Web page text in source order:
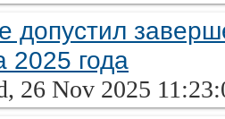
допустил
2025 года
26 Nov 2025